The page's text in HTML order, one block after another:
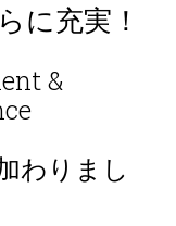
に充実！
&
わりまし